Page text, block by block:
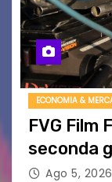
ECONOMIA &
FVG Film
seconda
Ago 5, 2026